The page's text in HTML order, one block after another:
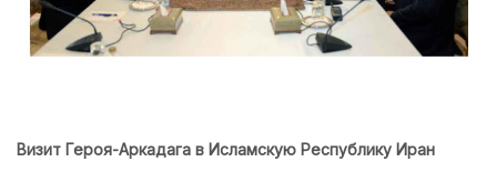
Визит Героя-Аркадага в Исламскую Республику Иран